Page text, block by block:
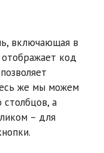
включающая в
код
же мы можем
столбцов, а
– для